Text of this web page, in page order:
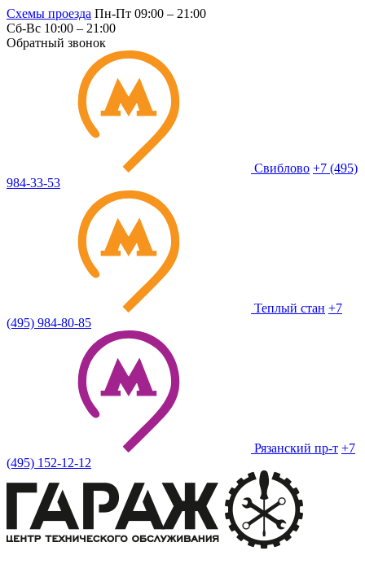
Схемы проезда Пн-Пт 09:00 – 21:00
Сб-Вс 10:00 – 21:00
Обратный звонок
Свиблово +7 (495)
984-33-53
Теплый стан +7
(495) 984-80-85
Рязанский пр-т +7
(495) 152-12-12